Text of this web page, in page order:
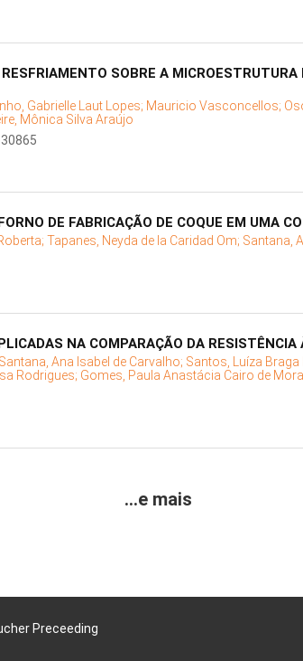
SOBRE A
Gabrielle Laut Lopes; Mauricio Vasconcellos;
Mônica Silva Araújo
DE FABRICAÇÃO DE COQUE EM UMA
Tapanes, Neyda de la Caridad Om; Santana,
NA COMPARAÇÃO DA RESISTÊNCIA
Santana, Ana Isabel de Carvalho; Santos, Luíza Braga
Rodrigues; Gomes, Paula Anastácia Cairo de
...e mais
Preceeding